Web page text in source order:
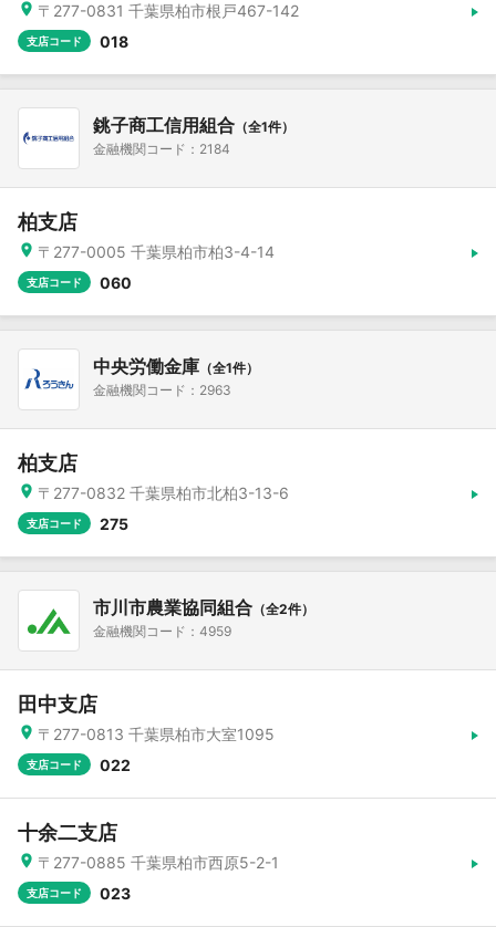
〒277-0831 千葉県柏市根戸467-142
支店コード 018
銚子商工信用組合 （全1件）
金融機関コード：2184
柏支店
〒277-0005 千葉県柏市柏3-4-14
支店コード 060
中央労働金庫 （全1件）
金融機関コード：2963
柏支店
〒277-0832 千葉県柏市北柏3-13-6
支店コード 275
市川市農業協同組合 （全2件）
金融機関コード：4959
田中支店
〒277-0813 千葉県柏市大室1095
支店コード 022
十余二支店
〒277-0885 千葉県柏市西原5-2-1
支店コード 023